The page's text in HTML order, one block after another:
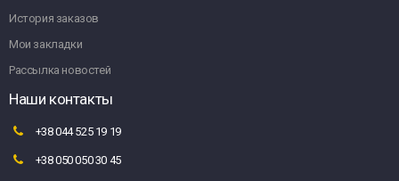
История заказов
Мои закладки
Рассылка новостей
Наши контакты
+38 044 525 19 19
+38 050 050 30 45